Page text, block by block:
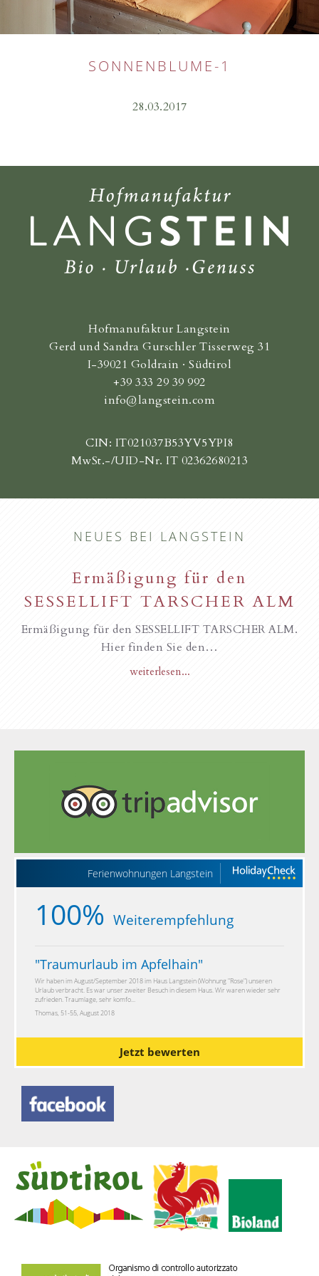
SONNENBLUME-1
28.03.2017
Hofmanufaktur Langstein
Gerd und Sandra Gurschler Tisserweg 31
I-39021 Goldrain · Südtirol
+39 333 29 39 992
info@langstein.com
CIN: IT021037B53YV5YPI8
MwSt.-/UID-Nr. IT 02362680213
NEUES BEI LANGSTEIN
Ermäßigung für den
SESSELLIFT TARSCHER ALM
Ermäßigung für den SESSELLIFT TARSCHER ALM.
Hier finden Sie den…
weiterlesen...
Ferienwohnungen Langstein
100% Weiterempfehlung
"Traumurlaub im Apfelhain"
Wir haben im August/September 2018 im Haus Langstein (Wohnung "Rose") unseren
Urlaub verbracht. Es war unser zweiter Besuch in diesem Haus. Wir waren wieder sehr
zufrieden. Traumlage, sehr komfo...
Thomas, 51-55, August 2018
Jetzt bewerten